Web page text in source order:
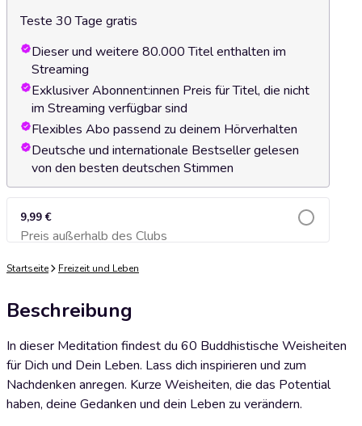
Teste 30 Tage gratis
Dieser und weitere 80.000 Titel enthalten im
Streaming
Exklusiver Abonnent:innen Preis für Titel, die nicht
im Streaming verfügbar sind
Flexibles Abo passend zu deinem Hörverhalten
Deutsche und internationale Bestseller gelesen
von den besten deutschen Stimmen
9,99 €
Preis außerhalb des ClubsZum Warenkorb hinzufügen
Startseite Freizeit und Leben
Beschreibung
In dieser Meditation findest du 60 Buddhistische Weisheiten
für Dich und Dein Leben. Lass dich inspirieren und zum
Nachdenken anregen. Kurze Weisheiten, die das Potential
haben, deine Gedanken und dein Leben zu verändern.